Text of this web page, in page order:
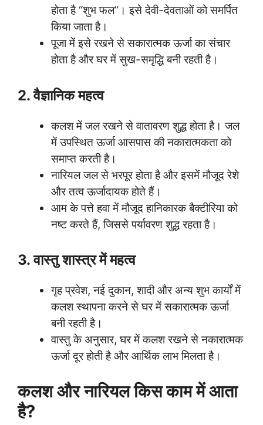
होता है “शुभ फल”। इसे देवी-देवताओं को समर्पित
किया जाता है।
पूजा में इसे रखने से सकारात्मक ऊर्जा का संचार
होता है और घर में सुख-समृद्धि बनी रहती है।
2. वैज्ञानिक महत्व
कलश में जल रखने से वातावरण शुद्ध होता है। जल
में उपस्थित ऊर्जा आसपास की नकारात्मकता को
समाप्त करती है।
नारियल जल से भरपूर होता है और इसमें मौजूद रेशे
और तत्व ऊर्जादायक होते हैं।
आम के पत्ते हवा में मौजूद हानिकारक बैक्टीरिया को
नष्ट करते हैं, जिससे पर्यावरण शुद्ध रहता है।
3. वास्तु शास्त्र में महत्व
गृह प्रवेश, नई दुकान, शादी और अन्य शुभ कार्यों में
कलश स्थापना करने से घर में सकारात्मक ऊर्जा
बनी रहती है।
वास्तु के अनुसार, घर में कलश रखने से नकारात्मक
ऊर्जा दूर होती है और आर्थिक लाभ मिलता है।
कलश और नारियल किस काम में आता
है?